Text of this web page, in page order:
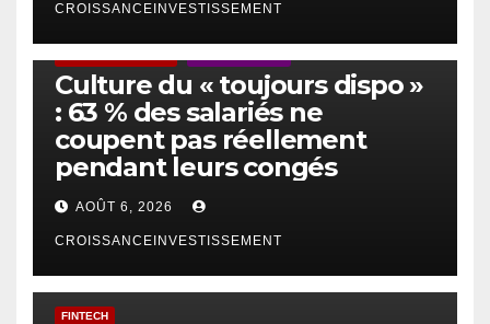
CROISSANCEINVESTISSEMENT
Culture du « toujours dispo »
: 63 % des salariés ne
coupent pas réellement
pendant leurs congés
AOÛT 6, 2026
CROISSANCEINVESTISSEMENT
FINTECH